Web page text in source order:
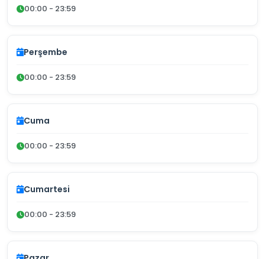
00:00 - 23:59
Perşembe
00:00 - 23:59
Cuma
00:00 - 23:59
Cumartesi
00:00 - 23:59